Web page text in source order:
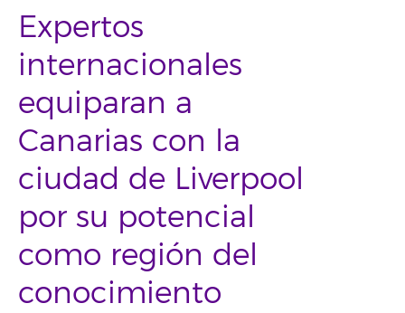
Expertos
internacionales
equiparan a
Canarias con la
ciudad de Liverpool
por su potencial
como región del
conocimiento